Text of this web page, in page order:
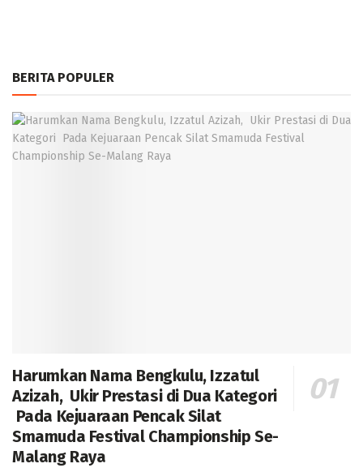
BERITA POPULER
Harumkan Nama Bengkulu, Izzatul
Azizah, Ukir Prestasi di Dua Kategori
Pada Kejuaraan Pencak Silat
Smamuda Festival Championship Se-
Malang Raya